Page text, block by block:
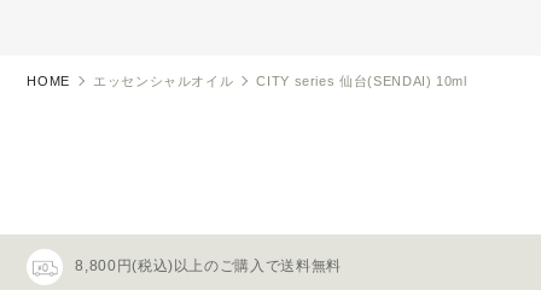
HOME エッセンシャルオイル CITY series 仙台(SENDAI) 10ml
8,800円(税込)以上のご購入で送料無料